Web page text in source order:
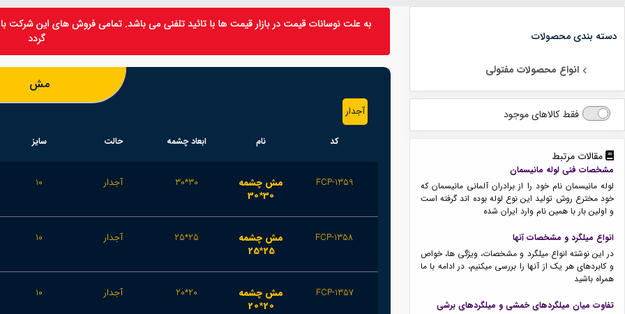
دسته بندی محصولات
انواع محصولات مفتولی
فقط کالاهای موجود
مقالات مرتبط
مشخصات فنی لوله مانیسمان
لوله مانیسمان نام خود را از برادران آلمانی مانیسمان که
خود مخترع روش تولید این نوع لوله بوده اند گرفته است
و اولین بار با همین نام وارد ایران شده
انواع میلگرد و مشخصات آنها
در این نوشته انواع میلگرد و مشخصات، ویژگی ها، خواص
و کابردهای هر یک از آنها را بررسی میکنیم، در ادامه با ما
همراه باشید
تفاوت میان میلگردهای خمشی و میلگردهای برشی
مش
آجدار
کد نام ابعاد چشمه حالت سایز
FCP-1359
مش چشمه
30*30
30*30 آجدار 10
FCP-1358
مش چشمه
25*25
25*25 آجدار 10
FCP-1357
مش چشمه
20*20
20*20 آجدار 10